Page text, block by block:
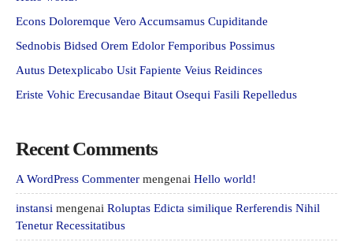
Econs Doloremque Vero Accumsamus Cupiditande
Sednobis Bidsed Orem Edolor Femporibus Possimus
Autus Detexplicabo Usit Fapiente Veius Reidinces
Eriste Vohic Erecusandae Bitaut Osequi Fasili Repelledus
Recent Comments
A WordPress Commenter mengenai Hello world!
instansi mengenai Roluptas Edicta similique Rerferendis Nihil
Tenetur Recessitatibus